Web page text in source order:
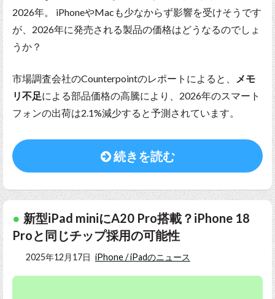
2026年。 iPhoneやMacも少なからず影響を受けそうです
が、2026年に発売される製品の価格はどうなるのでしょ
うか？
市場調査会社のCounterpointのレポートによると、
メモ
リ不足による部品価格の高騰により、2026年のスマート
フォンの出荷は2.1%減少すると予測されています。
続きを読む
新型iPad miniにA20 Pro搭載？iPhone 18
Proと同じチップ採用の可能性
2025年12月17日 iPhone / iPadのニュース